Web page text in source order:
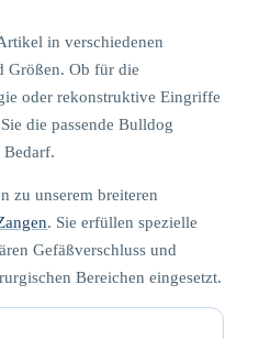
in verschiedenen
Größen. Ob für die
oder rekonstruktive Eingriffe
die passende Bulldog
zu unserem breiteren
. Sie erfüllen spezielle
Gefäßverschluss und
Bereichen eingesetzt.